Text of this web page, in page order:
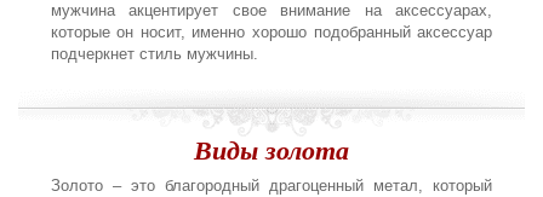
мужчина акцентирует свое внимание на аксессуарах,
которые он носит, именно хорошо подобранный аксессуар
подчеркнет стиль мужчины.
Виды золота
Золото – это благородный драгоценный метал, который